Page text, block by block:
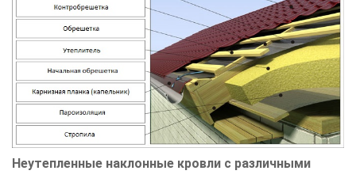
Неутепленные наклонные кровли с различными